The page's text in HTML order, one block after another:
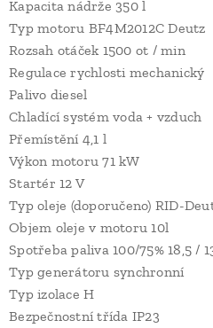
Kapacita nádrže 350 l
Typ motoru BF4M2012C Deutz
Rozsah otáček 1500 ot / min
Regulace rychlosti mechanický
Palivo diesel
Chladící systém voda + vzduch
Přemístění 4,1 l
Výkon motoru 71 kW
Startér 12 V
Typ oleje (doporučeno) RID-
Objem oleje v motoru 10l
Spotřeba paliva 100/75% 18,5 /
Typ generátoru synchronní
Typ izolace H
Bezpečnostní třída IP23